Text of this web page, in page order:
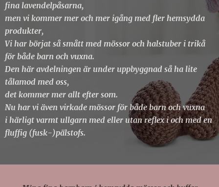
fina lavendelpåsarna,
men vi kommer mer och mer igång med fler hemsydda
produkter,
Vi har börjat så smått med mössor och halstuber i trikå
för både barn och vuxna.
Den här avdelningen är under uppbyggnad så ha lite
tålamod med oss,
det kommer mer allt efter som.
Nu har vi även virkade mössor för både barn och vuxna
i härligt varmt ullgarn med eller utan reflex ioch med en
fluffig (fusk-)pälstofs.